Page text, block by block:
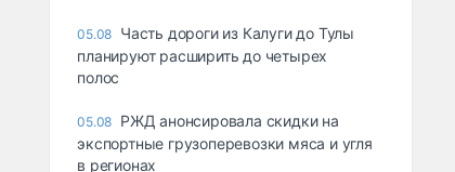
05.08 Часть дороги из Калуги до Тулы
планируют расширить до четырех
полос
05.08 РЖД анонсировала скидки на
экспортные грузоперевозки мяса и угля
в регионах